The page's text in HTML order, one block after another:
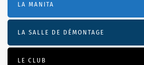
LA MANITA
LA SALLE DE DÉMONTAGE
LE CLUB